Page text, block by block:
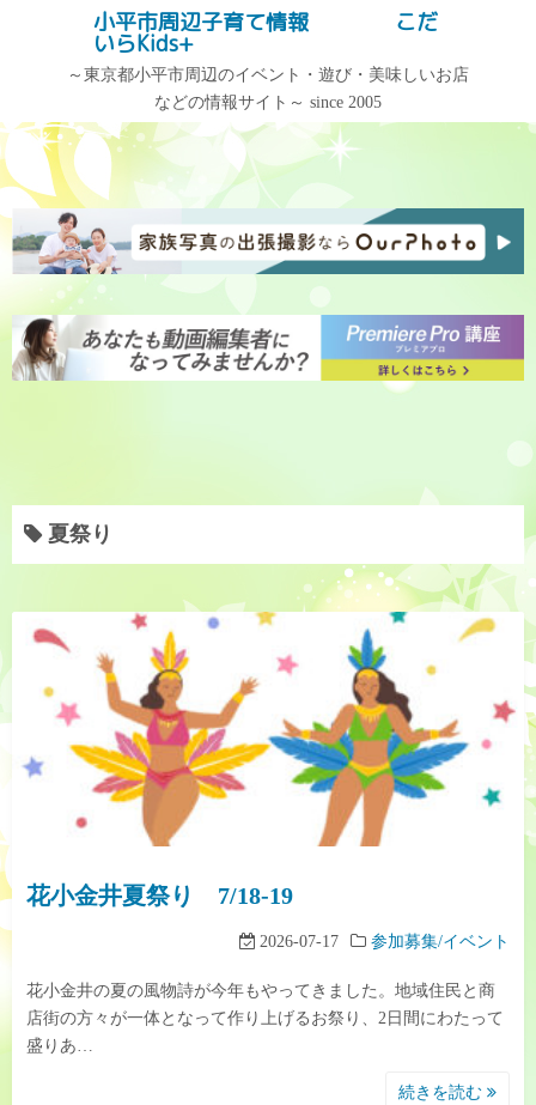
ツ
へ
キ
記事検索
記事カテゴリー
記
事
カ
テ
ゴ
リ
ー
カ
イ
小平市周辺子育て情報 こだ
いらKids+
～東京都小平市周辺のイベント・遊び・美味しいお店
などの情報サイト～ since 2005
夏祭り
花小金井夏祭り 7/18-19
2026-07-17 参加募集/イベント
花小金井の夏の風物詩が今年もやってきました。地域住民と商
店街の方々が一体となって作り上げるお祭り、2日間にわたって
盛りあ…
続きを読む